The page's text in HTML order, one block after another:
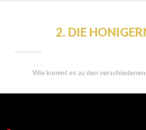
2. DIE
Wie kommt es zu den